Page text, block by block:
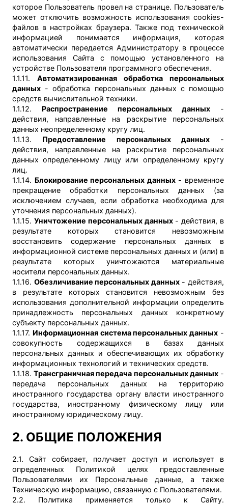
которое Пользователь провел на странице. Пользователь
может отключить возможность использования cookies-
файлов в настройках браузера. Также под технической
информацией понимается информация, которая
автоматически передается Администратору в процессе
использования Сайта с помощью установленного на
устройстве Пользователя программного обеспечения.
1.1.11. Автоматизированная обработка персональных
данных - обработка персональных данных с помощью
средств вычислительной техники.
1.1.12. Распространение персональных данных -
действия, направленные на раскрытие персональных
данных неопределенному кругу лиц.
1.1.13. Предоставление персональных данных-
действия, направленные на раскрытие персональных
данных определенному лицу или определенному кругу
лиц.
1.1.14. Блокирование персональных данных- временное
прекращение обработки персональных данных (за
исключением случаев, если обработка необходима для
уточнения персональных данных).
1.1.15. Уничтожение персональных данных- действия, в
результате которых становится невозможным
восстановить содержание персональных данных в
информационной системе персональных данных и (или) в
результате которых уничтожаются материальные
носители персональных данных.
1.1.16. Обезличивание персональных данных- действия,
в результате которых становится невозможным без
использования дополнительной информации определить
принадлежность персональных данных конкретному
субъекту персональных данных.
1.1.17. Информационная система персональных данных -
совокупность содержащихся в базах данных
персональных данных и обеспечивающих их обработку
информационных технологий и технических средств.
1.1.18.Трансграничная передача персональных данных-
передача персональных данных на территорию
иностранного государства органу власти иностранного
государства, иностранному физическому лицу или
иностранному юридическому лицу.
2. ОБЩИЕ ПОЛОЖЕНИЯ
2.1. Сайт собирает, получает доступ и использует в
определенных Политикой целях предоставленные
Пользователями их Персональные данные, а также
Техническую информацию, связанную с Пользователями.
2.2. Политика применяется только к Сайту.